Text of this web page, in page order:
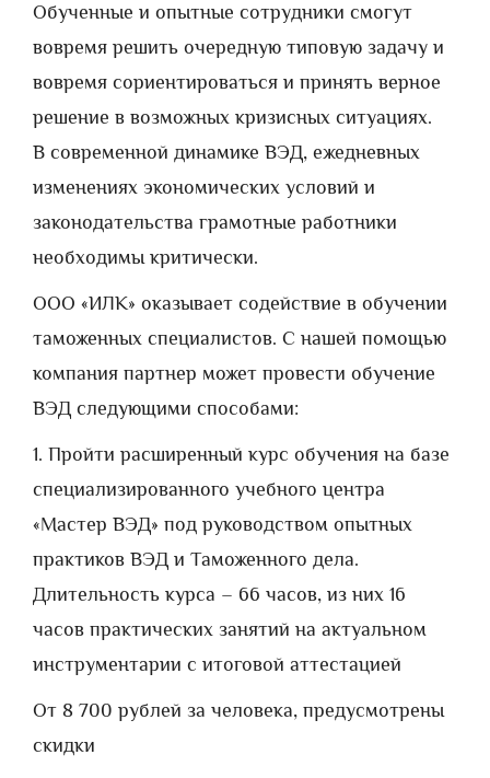
Обученные и опытные сотрудники смогут
вовремя решить очередную типовую задачу и
вовремя сориентироваться и принять верное
решение в возможных кризисных ситуациях.
В современной динамике ВЭД, ежедневных
изменениях экономических условий и
законодательства грамотные работники
необходимы критически.
ООО «ИЛК» оказывает содействие в обучении
таможенных специалистов. С нашей помощью
компания партнер может провести обучение
ВЭД следующими способами:
1. Пройти расширенный курс обучения на базе
специализированного учебного центра
«Мастер ВЭД» под руководством опытных
практиков ВЭД и Таможенного дела.
Длительность курса – 66 часов, из них 16
часов практических занятий на актуальном
инструментарии с итоговой аттестацией
От 8 700 рублей за человека, предусмотрены
скидки